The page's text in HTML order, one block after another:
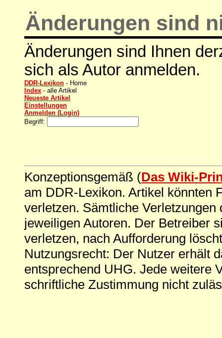
Änderungen sind
Änderungen sind Ihnen
sich als Autor anmelden.
DDR-Lexikon - Home
Index - alle Artikel
Neueste Artikel
Einstellungen
Anmelden (Login)
Begriff:
Konzeptionsgemäß (Das Wiki-
am DDR-Lexikon. Artikel könnten
verletzen. Sämtliche
jeweiligen Autoren. Der Betreiber
verletzen, nach Aufforderung
Nutzungsrecht: Der Nutzer erhält
entsprechend UHG. Jede weitere
schriftliche Zustimmung nicht